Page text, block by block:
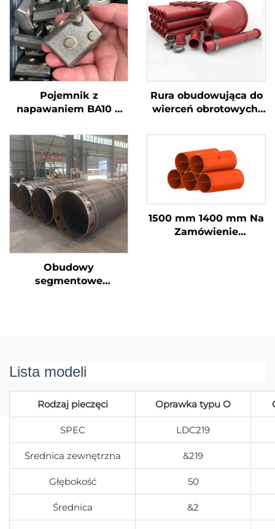
Pojemnik z
napawaniem BA10 o
intensywności do
fundamentów, części
ścieralne do oprawy
Rura obudowująca do
wierceń obrotowych,
obudowa do
fundamentów
Obudowy
segmentowe
1500 mm 1400 mm Na
Zamówienie
Lista modeli
Rodzaj pieczęci Oprawka typu O
SPEC LDC219
Średnica zewnętrzna &219
Głębokość 50
Średnica &2